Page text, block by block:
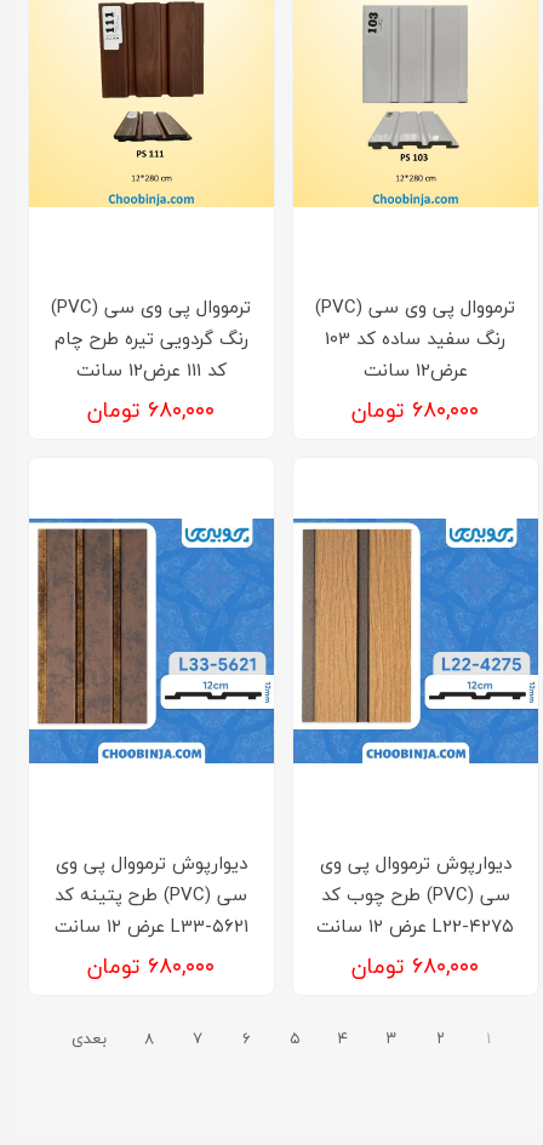
ترمووال پی وی سی (PVC)
رنگ سفید ساده کد 103
عرض12 سانت
۶۸۰,۰۰۰ تومان
ترمووال پی وی سی (PVC)
رنگ گردویی تیره طرح چام
کد 111 عرض12 سانت
۶۸۰,۰۰۰ تومان
دیوارپوش ترمووال پی وی
سی (PVC) طرح چوب کد
L22-۴۲۷۵ عرض ۱۲ سانت
۶۸۰,۰۰۰ تومان
دیوارپوش ترمووال پی وی
سی (PVC) طرح پتینه کد
L33-۵۶۲۱ عرض ۱۲ سانت
۶۸۰,۰۰۰ تومان
۱ ۲ ۳ ۴ ۵ ۶ ۷ ۸ بعدی